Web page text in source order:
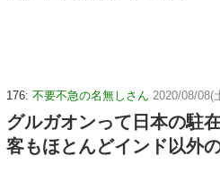
176: 不要不急の名無しさん 2020/08/08(
グルガオンって日本の駐
客もほとんどインド以外